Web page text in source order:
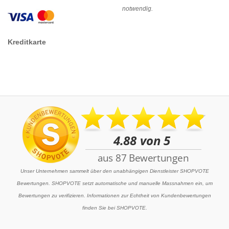
notwendig.
Kreditkarte
Unser Unternehmen sammelt über den unabhängigen Dienstleister SHOPVOTE
Bewertungen. SHOPVOTE setzt automatische und manuelle Massnahmen ein, um
Bewertungen zu verifizieren. Informationen zur Echtheit von Kundenbewertungen
finden Sie bei SHOPVOTE.